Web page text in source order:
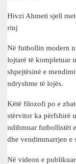
Hivzi Ahmeti sjell
rinj
Në futbollin modern
lojtarë të kompletuar
shpejtësinë e
ndryshme të lojës.
Këtë filozofi po e
stërvitor ka përfshirë
ndihmuar futbollistët
dhe vendimmarrjen e
Në videon e